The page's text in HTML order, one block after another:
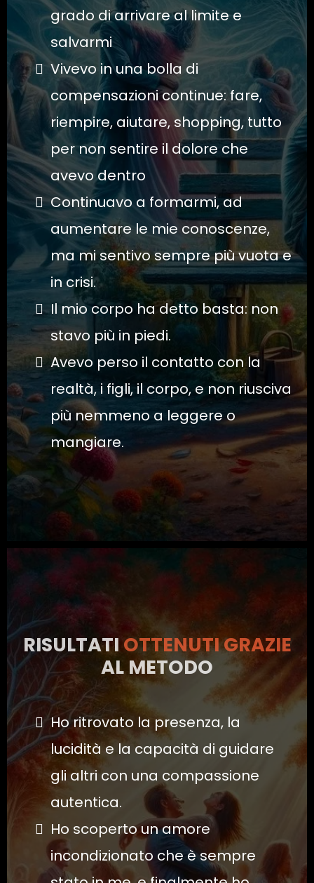
grado di arrivare al limite e
salvarmi
Vivevo in una bolla di
compensazioni continue: fare,
riempire, aiutare, shopping, tutto
per non sentire il dolore che
avevo dentro
Continuavo a formarmi, ad
aumentare le mie conoscenze,
ma mi sentivo sempre più vuota e
in crisi.
Il mio corpo ha detto basta: non
stavo più in piedi.
Avevo perso il contatto con la
realtà, i figli, il corpo, e non riusciva
più nemmeno a leggere o
mangiare.
RISULTATI OTTENUTIGRAZIE
AL METODO
Ho ritrovato la presenza, la
lucidità e la capacità di guidare
gli altri con una compassione
autentica.
Ho scoperto un amore
incondizionato che è sempre